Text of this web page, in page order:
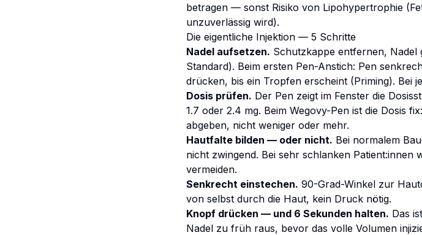
betragen — sonst Risiko von Lipohypertrophie
unzuverlässig wird).
Die eigentliche Injektion — 5 Schritte
Nadel aufsetzen. Schutzkappe entfernen,
Standard). Beim ersten Pen-Anstich: Pen
drücken, bis ein Tropfen erscheint (Priming). Bei
Dosis prüfen. Der Pen zeigt im Fenster die
1.7 oder 2.4 mg. Beim Wegovy-Pen ist die Dosis
abgeben, nicht weniger oder mehr.
Hautfalte bilden — oder nicht. Bei normalem
nicht zwingend. Bei sehr schlanken
vermeiden.
Senkrecht einstechen. 90-Grad-Winkel zur
von selbst durch die Haut, kein Druck nötig.
Knopf drücken — und 6 Sekunden halten. Das
Nadel zu früh raus, bevor das volle Volumen